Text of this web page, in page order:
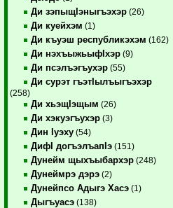
Ди зэпыщIэныгъэхэр (26)
Ди куейхэм (1)
Ди къуэш республикэхэм (162)
Ди нэхъыжьыфIхэр (9)
Ди псэлъэгъухэр (55)
Ди сурэт гъэтIылъыгъэхэр
(258)
Ди хьэщIэщым (26)
Ди хэкуэгъухэр (3)
Дин Iуэху (54)
ДифI догъэлъапIэ (151)
Дунейм щыхъыбархэр (248)
Дунеймрэ дэрэ (2)
Дунейпсо Адыгэ Хасэ (1)
Дыгъуасэ (138)